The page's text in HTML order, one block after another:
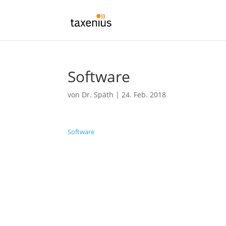
Software
von Dr. Späth |24. Feb. 2018
Software